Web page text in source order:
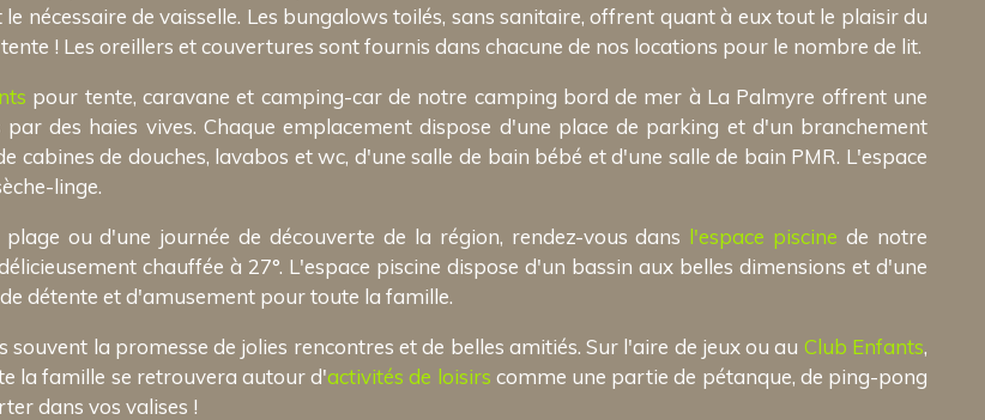
nécessaire de vaisselle. Les bungalows toilés, sans sanitaire, offrent quant à eux tout le plaisir du
! Les oreillers et couvertures sont fournis dans chacune de nos locations pour le nombre de lit.
pour tente, caravane et camping-car de notre camping bord de mer à La Palmyre offrent une
des haies vives. Chaque emplacement dispose d'une place de parking et d'un branchement
cabines de douches, lavabos et wc, d'une salle de bain bébé et d'une salle de bain PMR. L'espace
linge.
ou d'une journée de découverte de la région, rendez-vous dans l'espace piscine de notre
chauffée à 27°. L'espace piscine dispose d'un bassin aux belles dimensions et d'une
détente et d'amusement pour toute la famille.
la promesse de jolies rencontres et de belles amitiés. Sur l'aire de jeux ou au Club Enfants,
la famille se retrouvera autour d'activités de loisirs comme une partie de pétanque, de ping-pong
dans vos valises !